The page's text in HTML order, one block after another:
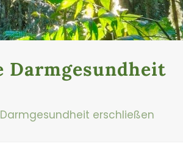
Darmgesundheit
erschließen